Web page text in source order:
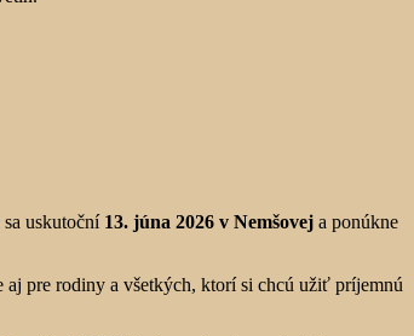
uskutoční 13. júna 2026 v Nemšovej a ponúkne
aj pre rodiny a všetkých, ktorí si chcú užiť príjemnú